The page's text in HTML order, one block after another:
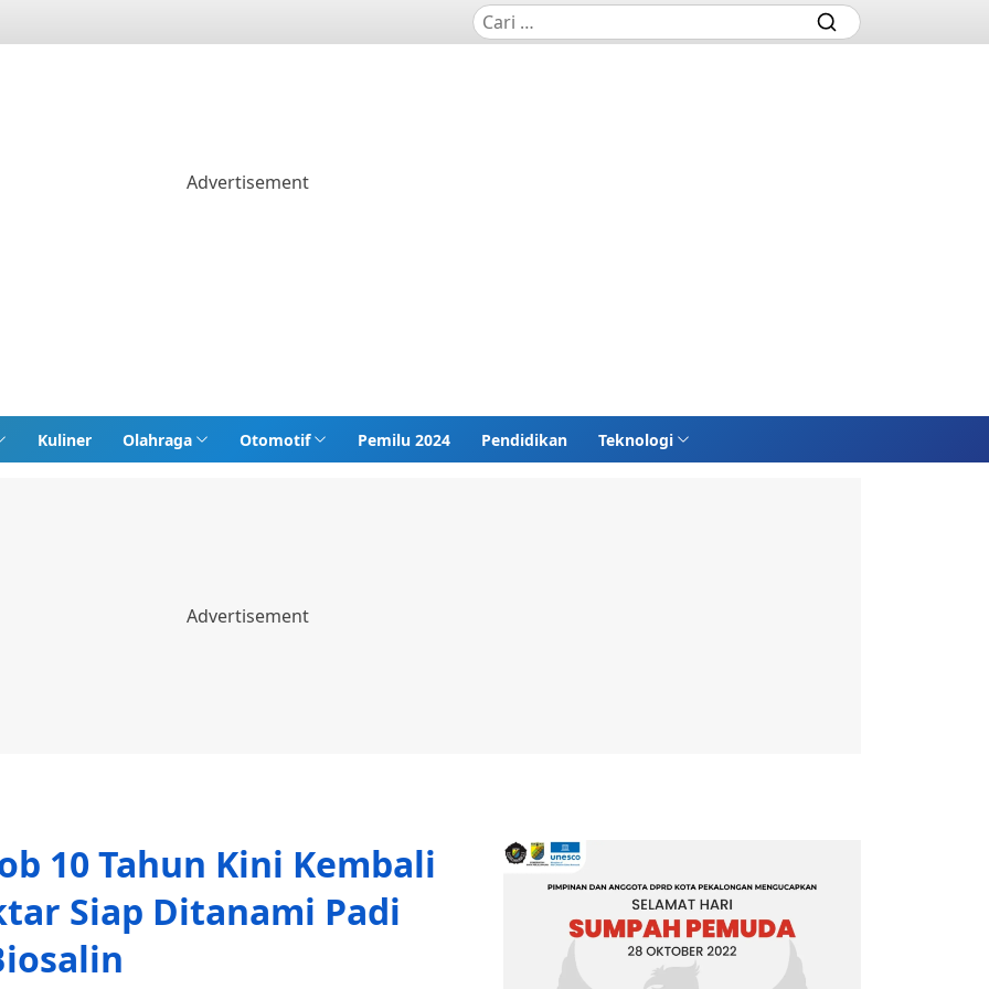
Kuliner Olahraga Otomotif Pemilu 2024 Pendidikan Teknologi
10 Tahun Kini Kembali
Siap Ditanami Padi